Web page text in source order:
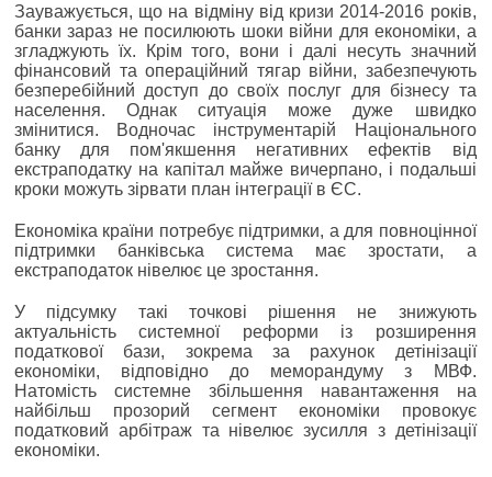
Зауважується, що на відміну від кризи 2014-2016 років,
банки зараз не посилюють шоки війни для економіки, а
згладжують їх. Крім того, вони і далі несуть значний
фінансовий та операційний тягар війни, забезпечують
безперебійний доступ до своїх послуг для бізнесу та
населення. Однак ситуація може дуже швидко
змінитися. Водночас інструментарій Національного
банку для пом'якшення негативних ефектів від
екстраподатку на капітал майже вичерпано, і подальші
кроки можуть зірвати план інтеграції в ЄС.
Економіка країни потребує підтримки, а для повноцінної
підтримки банківська система має зростати, а
екстраподаток нівелює це зростання.
У підсумку такі точкові рішення не знижують
актуальність системної реформи із розширення
податкової бази, зокрема за рахунок детінізації
економіки, відповідно до меморандуму з МВФ.
Натомість системне збільшення навантаження на
найбільш прозорий сегмент економіки провокує
податковий арбітраж та нівелює зусилля з детінізації
економіки.